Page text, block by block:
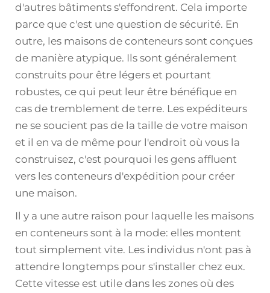
d'autres bâtiments s'effondrent. Cela importe
parce que c'est une question de sécurité. En
outre, les maisons de conteneurs sont conçues
de manière atypique. Ils sont généralement
construits pour être légers et pourtant
robustes, ce qui peut leur être bénéfique en
cas de tremblement de terre. Les expéditeurs
ne se soucient pas de la taille de votre maison
et il en va de même pour l'endroit où vous la
construisez, c'est pourquoi les gens affluent
vers les conteneurs d'expédition pour créer
une maison.
Il y a une autre raison pour laquelle les maisons
en conteneurs sont à la mode: elles montent
tout simplement vite. Les individus n'ont pas à
attendre longtemps pour s'installer chez eux.
Cette vitesse est utile dans les zones où des